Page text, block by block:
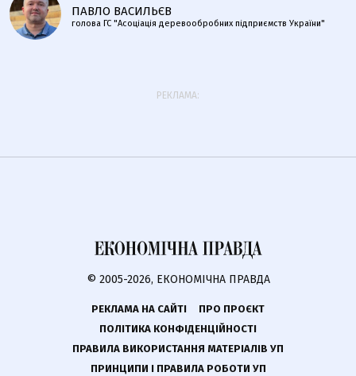
ПАВЛО ВАСИЛЬЄВ
голова ГС "Асоціація деревообробних підприємств України"
РЕКЛАМА:
© 2005-2026, ЕКОНОМІЧНА ПРАВДА
РЕКЛАМА НА САЙТІ
ПРО ПРОЄКТ
ПОЛІТИКА КОНФІДЕНЦІЙНОСТІ
ПРАВИЛА ВИКОРИСТАННЯ МАТЕРІАЛІВ УП
ПРИНЦИПИ І ПРАВИЛА РОБОТИ УП